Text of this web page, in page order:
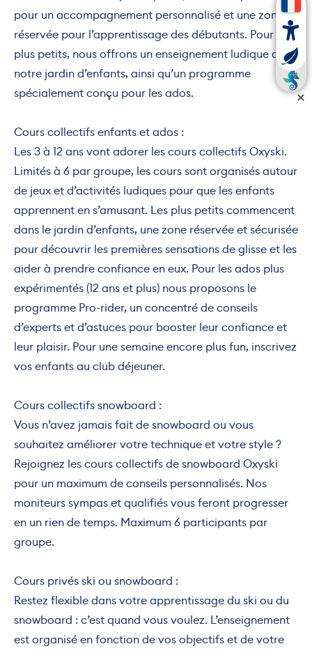
pour un accompagnement personnalisé et une zone
réservée pour l’apprentissage des débutants. Pour les
plus petits, nous offrons un enseignement ludique dans
notre jardin d’enfants, ainsi qu’un programme
spécialement conçu pour les ados.
Cours collectifs enfants et ados :
Les 3 à 12 ans vont adorer les cours collectifs Oxyski.
Limités à 6 par groupe, les cours sont organisés autour
de jeux et d’activités ludiques pour que les enfants
apprennent en s’amusant. Les plus petits commencent
dans le jardin d’enfants, une zone réservée et sécurisée
pour découvrir les premières sensations de glisse et les
aider à prendre confiance en eux. Pour les ados plus
expérimentés (12 ans et plus) nous proposons le
programme Pro-rider, un concentré de conseils
d’experts et d’astuces pour booster leur confiance et
leur plaisir. Pour une semaine encore plus fun, inscrivez
vos enfants au club déjeuner.
Cours collectifs snowboard :
Vous n’avez jamais fait de snowboard ou vous
souhaitez améliorer votre technique et votre style ?
Rejoignez les cours collectifs de snowboard Oxyski
pour un maximum de conseils personnalisés. Nos
moniteurs sympas et qualifiés vous feront progresser
en un rien de temps. Maximum 6 participants par
groupe.
Cours privés ski ou snowboard :
Restez flexible dans votre apprentissage du ski ou du
snowboard : c’est quand vous voulez. L’enseignement
est organisé en fonction de vos objectifs et de votre